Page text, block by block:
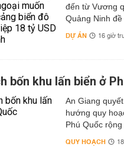
Hoàng hỗ trợ người dân
đến từ Vương
Quảng Ninh đề
DỰ ÁN 16 giờ
bốn khu lấn biển ở
An Giang
hướng quy
Phú Quốc rộng
QUY HOẠCH